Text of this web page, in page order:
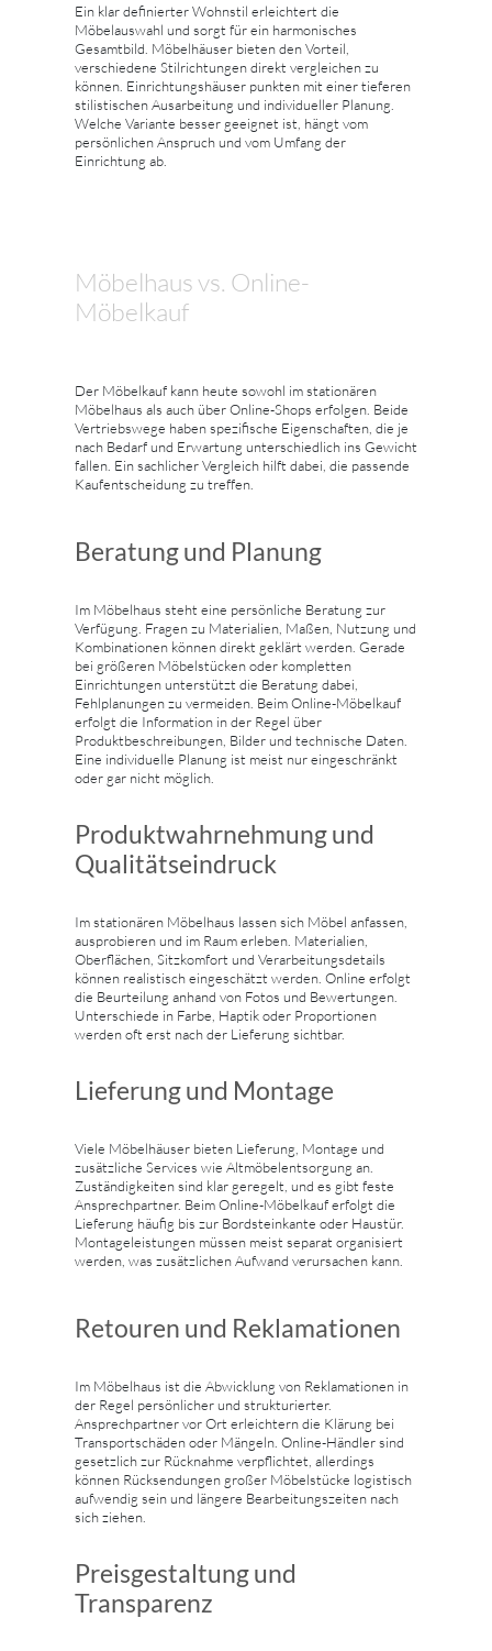
Ein klar definierter Wohnstil erleichtert die
Möbelauswahl und sorgt für ein harmonisches
Gesamtbild. Möbelhäuser bieten den Vorteil,
verschiedene Stilrichtungen direkt vergleichen zu
können. Einrichtungshäuser punkten mit einer tieferen
stilistischen Ausarbeitung und individueller Planung.
Welche Variante besser geeignet ist, hängt vom
persönlichen Anspruch und vom Umfang der
Einrichtung ab.
Möbelhaus vs. Online-
Möbelkauf
Der Möbelkauf kann heute sowohl im stationären
Möbelhaus als auch über Online-Shops erfolgen. Beide
Vertriebswege haben spezifische Eigenschaften, die je
nach Bedarf und Erwartung unterschiedlich ins Gewicht
fallen. Ein sachlicher Vergleich hilft dabei, die passende
Kaufentscheidung zu treffen.
Beratung und Planung
Im Möbelhaus steht eine persönliche Beratung zur
Verfügung. Fragen zu Materialien, Maßen, Nutzung und
Kombinationen können direkt geklärt werden. Gerade
bei größeren Möbelstücken oder kompletten
Einrichtungen unterstützt die Beratung dabei,
Fehlplanungen zu vermeiden. Beim Online-Möbelkauf
erfolgt die Information in der Regel über
Produktbeschreibungen, Bilder und technische Daten.
Eine individuelle Planung ist meist nur eingeschränkt
oder gar nicht möglich.
Produktwahrnehmung und
Qualitätseindruck
Im stationären Möbelhaus lassen sich Möbel anfassen,
ausprobieren und im Raum erleben. Materialien,
Oberflächen, Sitzkomfort und Verarbeitungsdetails
können realistisch eingeschätzt werden. Online erfolgt
die Beurteilung anhand von Fotos und Bewertungen.
Unterschiede in Farbe, Haptik oder Proportionen
werden oft erst nach der Lieferung sichtbar.
Lieferung und Montage
Viele Möbelhäuser bieten Lieferung, Montage und
zusätzliche Services wie Altmöbelentsorgung an.
Zuständigkeiten sind klar geregelt, und es gibt feste
Ansprechpartner. Beim Online-Möbelkauf erfolgt die
Lieferung häufig bis zur Bordsteinkante oder Haustür.
Montageleistungen müssen meist separat organisiert
werden, was zusätzlichen Aufwand verursachen kann.
Retouren und Reklamationen
Im Möbelhaus ist die Abwicklung von Reklamationen in
der Regel persönlicher und strukturierter.
Ansprechpartner vor Ort erleichtern die Klärung bei
Transportschäden oder Mängeln. Online-Händler sind
gesetzlich zur Rücknahme verpflichtet, allerdings
können Rücksendungen großer Möbelstücke logistisch
aufwendig sein und längere Bearbeitungszeiten nach
sich ziehen.
Preisgestaltung und
Transparenz